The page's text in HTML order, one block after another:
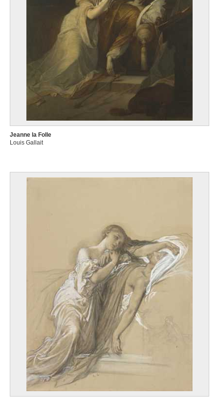
Jeanne la Folle
Louis Gallait